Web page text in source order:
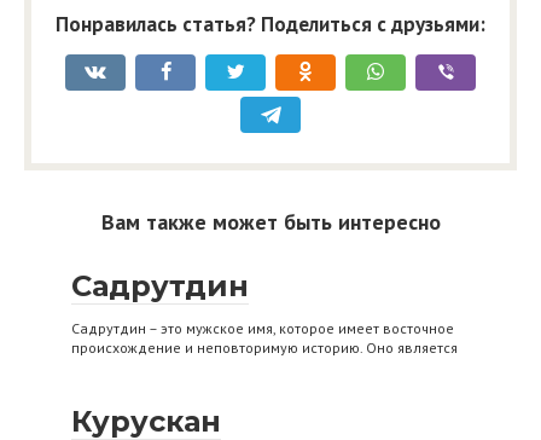
Понравилась статья? Поделиться с друзьями:
Вам также может быть интересно
Садрутдин
Садрутдин – это мужское имя, которое имеет восточное
происхождение и неповторимую историю. Оно является
Курускан